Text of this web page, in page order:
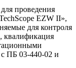
проведения
EZW II»,
для контроля
квалификация
с ПБ 03-440-02 и